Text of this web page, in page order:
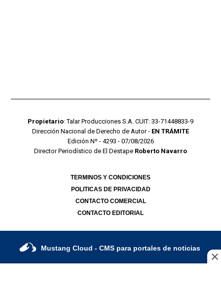
Propietario: Talar Producciones S.A. CUIT: 33-71448833-9
Dirección Nacional de Derecho de Autor - EN TRÁMITE
Edición Nº - 4293 - 07/08/2026
Director Periodístico de El Destape Roberto Navarro
TERMINOS Y CONDICIONES
POLITICAS DE PRIVACIDAD
CONTACTO COMERCIAL
CONTACTO EDITORIAL
Mustang Cloud - CMS para portales de noticias